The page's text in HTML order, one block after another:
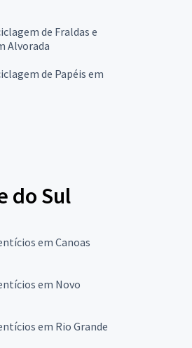
de Fraldas e
Alvorada
de Papéis em
do Sul
em Canoas
em Novo
em Rio Grande